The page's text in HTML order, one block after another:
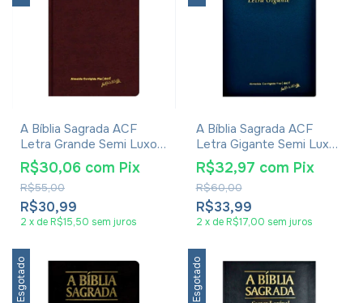
A Bíblia Sagrada ACF
Letra Grande Semi Luxo
Vinho
R$30,99
R$55,00
R$30,06 com Pix
2 x de R$15,50 sem juros
A Bíblia Sagrada ACF
Letra Gigante Semi Luxo
Azul
R$33,99
R$60,00
R$32,97 com Pix
2 x de R$17,00 sem juros
Esgotado Esgotado